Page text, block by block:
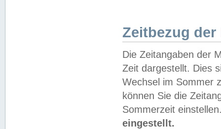
Zeitbezug der
Die Zeitangaben der
Zeit dargestellt. Dies
Wechsel im Sommer
können Sie die
Sommerzeit
eingestellt.